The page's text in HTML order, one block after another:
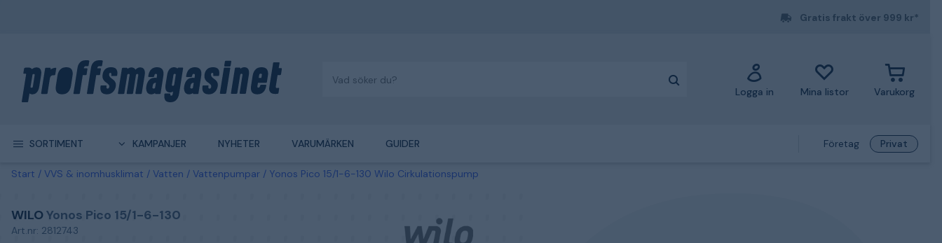
Gratis frakt över 999 kr*
Logga in Mina listor Varukorg
SORTIMENT KAMPANJER NYHETER VARUMÄRKEN GUIDER Företag Privat
Start VVS & inomhusklimat Vatten Vattenpumpar Yonos Pico 15/1-6-130 Wilo Cirkulationspump
WILOYonos Pico 15/1-6-130
Art.nr: 2812743